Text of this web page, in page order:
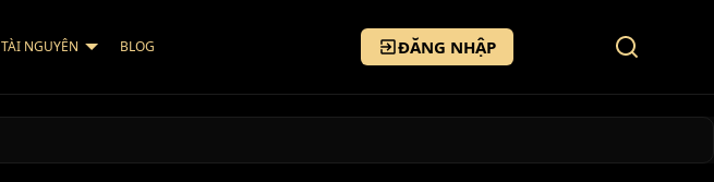
TÀI NGUYÊN BLOG ĐĂNG NHẬP